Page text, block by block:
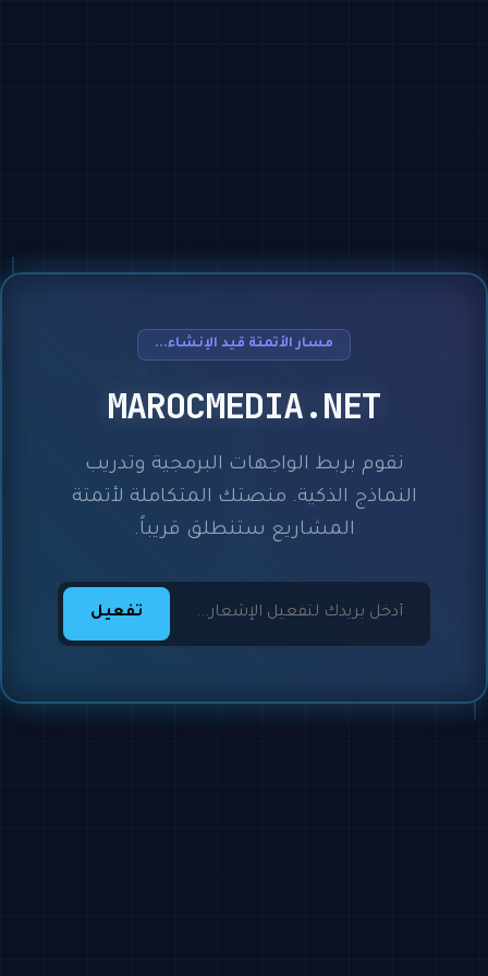
مسار الأتمتة قيد الإنشاء...
MAROCMEDIA.NET
نقوم بربط الواجهات البرمجية وتدريب
النماذج الذكية. منصتك المتكاملة لأتمتة
المشاريع ستنطلق قريباً.
تفعيل